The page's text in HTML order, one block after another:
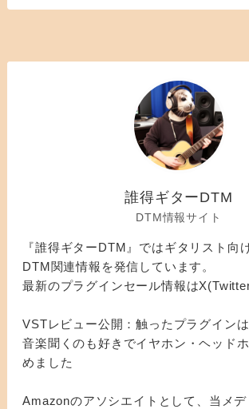
誰得ギターDTM
DTM情報サイト
『誰得ギターDTM』ではギタリスト向
DTM関連情報を発信しています。
最新のプラグインセール情報は
VSTレビュー公開：触ったプラグイン
音楽聞くのも好きでイヤホン・ヘッド
めました
Amazonのアソシエイトとして、当メデ